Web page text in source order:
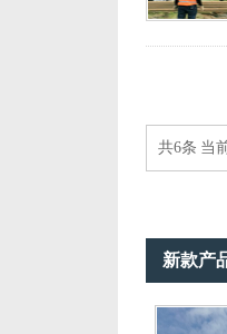
共6条 当
新款产